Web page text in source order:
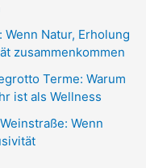
Natur, Erholung
zusammenkommen
Terme: Warum
ist als Wellness
Wenn